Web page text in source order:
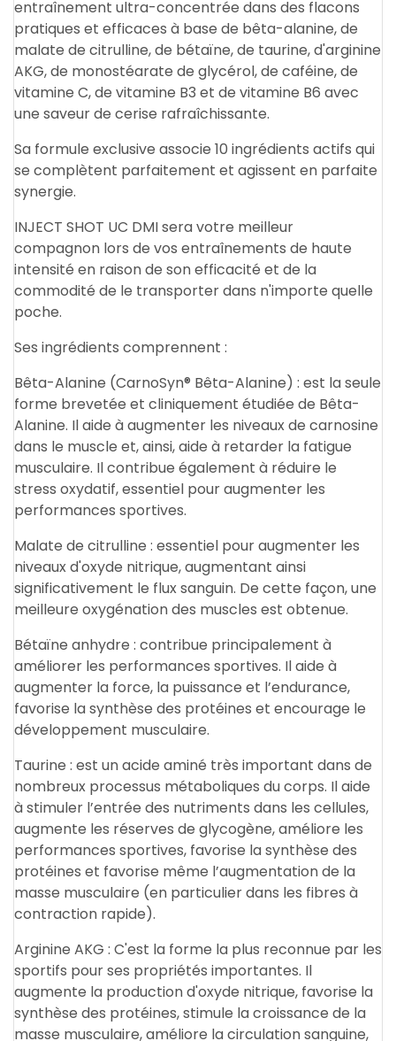
entraînement ultra-concentrée dans des flacons
pratiques et efficaces à base de bêta-alanine, de
malate de citrulline, de bétaïne, de taurine, d'arginine
AKG, de monostéarate de glycérol, de caféine, de
vitamine C, de vitamine B3 et de vitamine B6 avec
une saveur de cerise rafraîchissante.
Sa formule exclusive associe 10 ingrédients actifs qui
se complètent parfaitement et agissent en parfaite
synergie.
INJECT SHOT UC DMI sera votre meilleur
compagnon lors de vos entraînements de haute
intensité en raison de son efficacité et de la
commodité de le transporter dans n'importe quelle
poche.
Ses ingrédients comprennent :
Bêta-Alanine (CarnoSyn® Bêta-Alanine) : est la seule
forme brevetée et cliniquement étudiée de Bêta-
Alanine. Il aide à augmenter les niveaux de carnosine
dans le muscle et, ainsi, aide à retarder la fatigue
musculaire. Il contribue également à réduire le
stress oxydatif, essentiel pour augmenter les
performances sportives.
Malate de citrulline : essentiel pour augmenter les
niveaux d'oxyde nitrique, augmentant ainsi
significativement le flux sanguin. De cette façon, une
meilleure oxygénation des muscles est obtenue.
Bétaïne anhydre : contribue principalement à
améliorer les performances sportives. Il aide à
augmenter la force, la puissance et l’endurance,
favorise la synthèse des protéines et encourage le
développement musculaire.
Taurine : est un acide aminé très important dans de
nombreux processus métaboliques du corps. Il aide
à stimuler l’entrée des nutriments dans les cellules,
augmente les réserves de glycogène, améliore les
performances sportives, favorise la synthèse des
protéines et favorise même l’augmentation de la
masse musculaire (en particulier dans les fibres à
contraction rapide).
Arginine AKG : C'est la forme la plus reconnue par les
sportifs pour ses propriétés importantes. Il
augmente la production d'oxyde nitrique, favorise la
synthèse des protéines, stimule la croissance de la
masse musculaire, améliore la circulation sanguine,